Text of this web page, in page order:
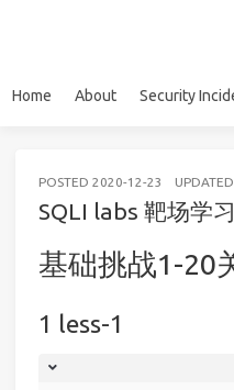
Home About Security
POSTED 2020-12-23 UPDATED
SQLI labs 靶场学
基础挑战1-20
less-1